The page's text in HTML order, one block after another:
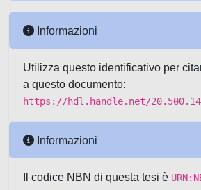
Informazioni
Utilizza questo identificativo per
a questo documento:
https://hdl.handle.net/
Informazioni
Il codice NBN di questa tesi è